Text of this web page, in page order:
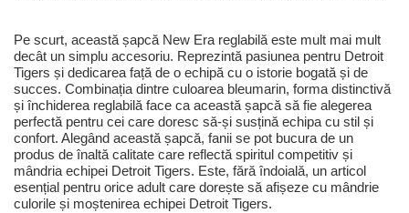
Pe scurt, această șapcă New Era reglabilă este mult mai mult
decât un simplu accesoriu. Reprezintă pasiunea pentru Detroit
Tigers și dedicarea față de o echipă cu o istorie bogată și de
succes. Combinația dintre culoarea bleumarin, forma distinctivă
și închiderea reglabilă face ca această șapcă să fie alegerea
perfectă pentru cei care doresc să-și susțină echipa cu stil și
confort. Alegând această șapcă, fanii se pot bucura de un
produs de înaltă calitate care reflectă spiritul competitiv și
mândria echipei Detroit Tigers. Este, fără îndoială, un articol
esențial pentru orice adult care dorește să afișeze cu mândrie
culorile și moștenirea echipei Detroit Tigers.